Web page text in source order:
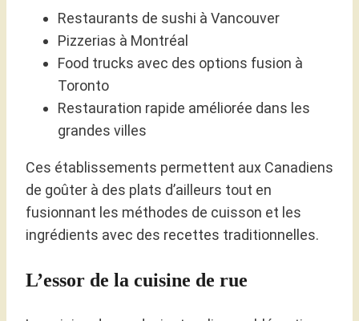
Restaurants de sushi à Vancouver
Pizzerias à Montréal
Food trucks avec des options fusion à
Toronto
Restauration rapide améliorée dans les
grandes villes
Ces établissements permettent aux Canadiens
de goûter à des plats d’ailleurs tout en
fusionnant les méthodes de cuisson et les
ingrédients avec des recettes traditionnelles.
L’essor de la cuisine de rue